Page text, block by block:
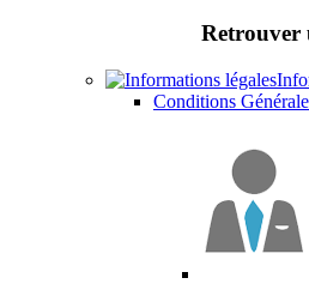
Retrouver
Conditions